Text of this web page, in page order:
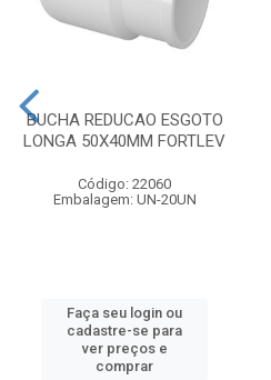
BUCHA REDUCAO ESGOTO
LONGA 50X40MM FORTLEV
Código: 22060
Embalagem: UN-20UN
Faça seu login ou
cadastre-se para
ver preços e
comprar